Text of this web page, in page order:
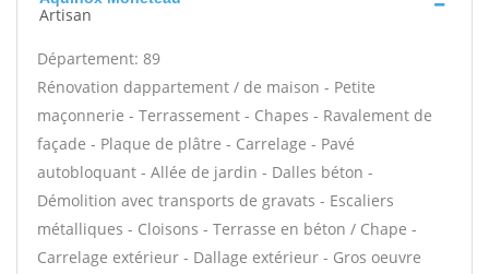
Artisan
Département: 89
Rénovation dappartement / de maison - Petite
maçonnerie - Terrassement - Chapes - Ravalement de
façade - Plaque de plâtre - Carrelage - Pavé
autobloquant - Allée de jardin - Dalles béton -
Démolition avec transports de gravats - Escaliers
métalliques - Cloisons - Terrasse en béton / Chape -
Carrelage extérieur - Dallage extérieur - Gros oeuvre